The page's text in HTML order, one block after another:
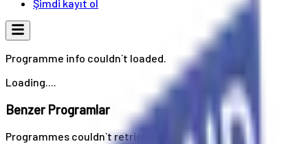
Şimdi kayıt ol
Programme info couldn`t loaded.
Loading....
Benzer Programlar
Programmes couldn`t retrieved